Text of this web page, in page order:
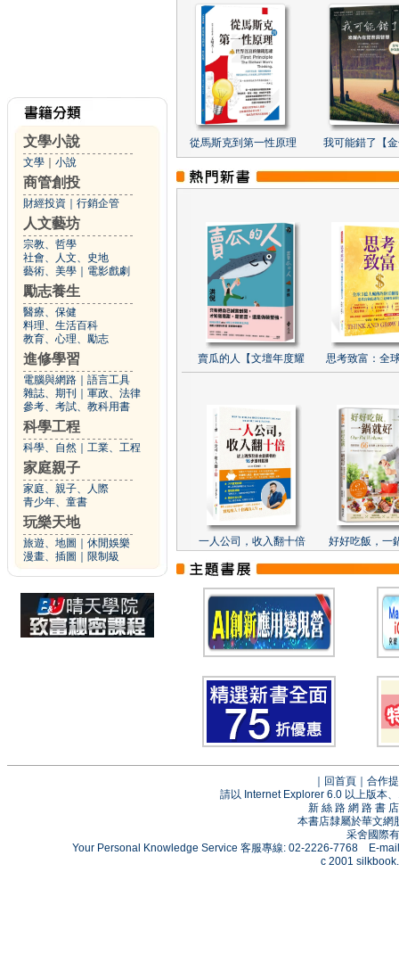
文學小說
文學 小說
商管創投
財經投資 行銷企管
人文藝坊
宗教、哲學
社會、人文、史地
藝術、美學
電影戲劇
勵志養生
醫療、保健
料理、生活百科
教育、心理、勵志
進修學習
電腦與網路
語言工具
雜誌、期刊
軍政、法律
參考、考試、教科用書
科學工程
科學、自然 工業、工程
家庭親子
家庭、親子、人際
青少年、童書
玩樂天地
旅遊、地圖
休閒娛樂
漫畫、插圖
限制級
從馬斯克到第一性原理 我可能錯了【
賣瓜的人【文壇年度耀 思考致富：全
一人公司，收入翻十倍 好好吃飯，一
回首頁
合作
請以 Internet Explorer 6.0 以上版本
新 絲 路 網 路 書
本書店隸屬於華文網
采舍國際
Your Personal Knowledge Service 客服專線: 02-2226-7768 E-
c 2001